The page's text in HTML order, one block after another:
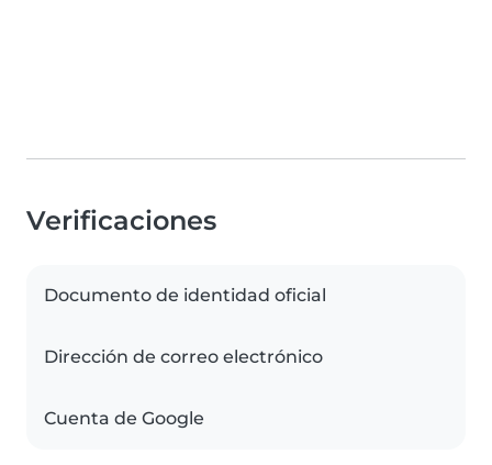
Verificaciones
Documento de identidad oficial
Dirección de correo electrónico
Cuenta de Google